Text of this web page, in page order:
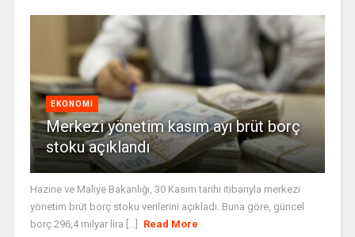
EKONOMI
Merkezi yönetim kasım ayı brüt borç
stoku açıklandı
Hazine ve Maliye Bakanlığı, 30 Kasım tarihi itibarıyla merkezi
yönetim brüt borç stoku verilerini açıkladı. Buna göre, güncel
borç 296,4 milyar lira [...]
Read More